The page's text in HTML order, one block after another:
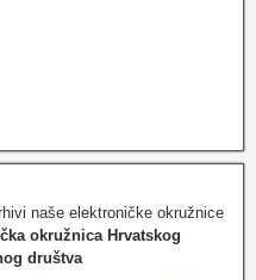
naše elektroničke okružnice
okružnica Hrvatskog
društva